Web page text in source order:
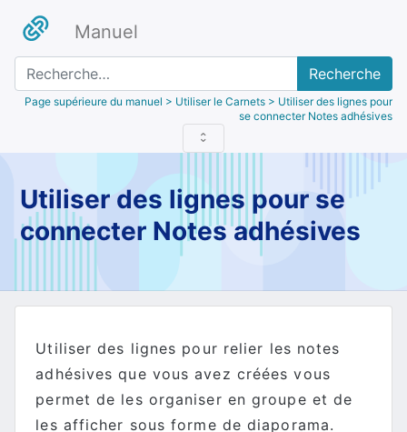
Manuel
Recherche
Page supérieure du manuel > Utiliser le Carnets > Utiliser des lignes pour
se connecter Notes adhésives
Utiliser des lignes pour se
connecter Notes adhésives
Utiliser des lignes pour relier les notes
adhésives que vous avez créées vous
permet de les organiser en groupe et de
les afficher sous forme de diaporama.